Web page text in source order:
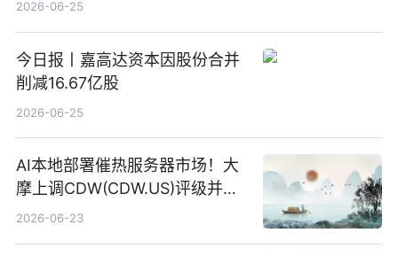
2026-06-25
今日报丨嘉高达资本因股份合并
削减16.67亿股
2026-06-25
AI本地部署催热服务器市场！大
摩上调CDW(CDW.US)评级并看
高IBM(IBM.US)戴尔(DELL.US)
2026-06-23